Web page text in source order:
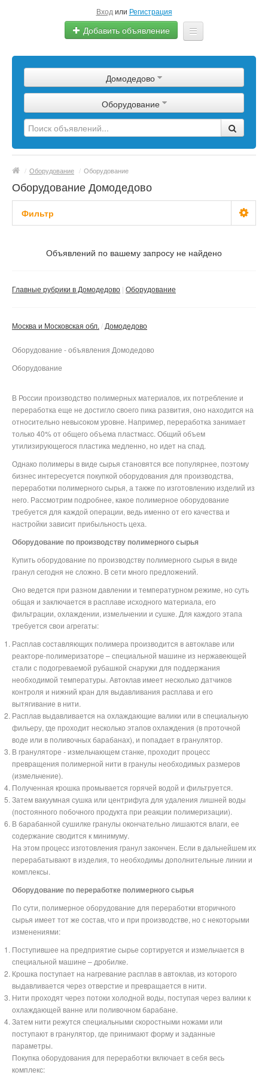
Вход или Регистрация
Добавить объявление
Сырье
Изделия
Оборудование
Еще
Домодедово
Оборудование
/ Оборудование / Оборудование
Оборудование Домодедово
Фильтр
Объявлений по вашему запросу не найдено
Главные рубрики в Домодедово Оборудование
Москва и Московская обл. Домодедово
Оборудование - объявления Домодедово
Оборудование
В России производство полимерных материалов, их потребление и
переработка еще не достигло своего пика развития, оно находится на
относительно невысоком уровне. Например, переработка занимает
только 40% от общего объема пластмасс. Общий объем
утилизирующегося пластика медленно, но идет на спад.
Однако полимеры в виде сырья становятся все популярнее, поэтому
бизнес интересуется покупкой оборудования для производства,
переработки полимерного сырья, а также по изготовлению изделий из
него. Рассмотрим подробнее, какое полимерное оборудование
требуется для каждой операции, ведь именно от его качества и
настройки зависит прибыльность цеха.
Оборудование по производству полимерного сырья
Купить оборудование по производству полимерного сырья в виде
гранул сегодня не сложно. В сети много предложений.
Оно ведется при разном давлении и температурном режиме, но суть
общая и заключается в расплаве исходного материала, его
фильтрации, охлаждении, измельчении и сушке. Для каждого этапа
требуется свои агрегаты:
Расплав составляющих полимера производится в автоклаве или
реакторе-полимеризаторе – специальной машине из нержавеющей
стали с подогреваемой рубашкой снаружи для поддержания
необходимой температуры. Автоклав имеет несколько датчиков
контроля и нижний кран для выдавливания расплава и его
вытягивание в нити.
Расплав выдавливается на охлаждающие валики или в специальную
фильеру, где проходит несколько этапов охлаждения (в проточной
воде или в поливочных барабанах), и попадает в гранулятор.
В грануляторе - измельчающем станке, проходит процесс
превращения полимерной нити в гранулы необходимых размеров
(измельчение).
Полученная крошка промывается горячей водой и фильтруется.
Затем вакуумная сушка или центрифуга для удаления лишней воды
(постоянного побочного продукта при реакции полимеризации).
В барабанной сушилке гранулы окончательно лишаются влаги, ее
содержание сводится к минимуму.
На этом процесс изготовления гранул закончен. Если в дальнейшем их
перерабатывают в изделия, то необходимы дополнительные линии и
комплексы.
Оборудование по переработке полимерного сырья
По сути, полимерное оборудование для переработки вторичного
сырья имеет тот же состав, что и при производстве, но с некоторыми
изменениями:
Поступившее на предприятие сырье сортируется и измельчается в
специальной машине – дробилке.
Крошка поступает на нагревание расплав в автоклав, из которого
выдавливается через отверстие и превращается в нити.
Нити проходят через потоки холодной воды, поступая через валики к
охлаждающей ванне или поливочном барабане.
Затем нити режутся специальными скоростными ножами или
поступают в гранулятор, где принимают форму и заданные
параметры.
Покупка оборудования для переработки включает в себя весь
комплекс: